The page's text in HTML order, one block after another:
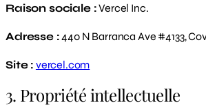
Raison sociale :Vercel Inc.
Adresse :440 N Barranca Ave #4133,
Site : vercel.com
3. Propriété intellectuelle